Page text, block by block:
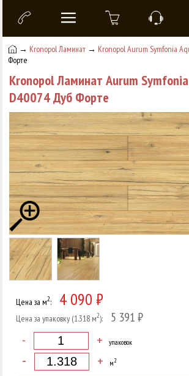
→ Kronopol Ламинат → Kronopol Aurum Symfonia
Форте
Kronopol Ламинат Aurum
D40074 Дуб Форте
Цена за м2: 4 090 ₽
Цена за упаковку (1.318 м2): 5 391 ₽
- + упаковок
- + м2